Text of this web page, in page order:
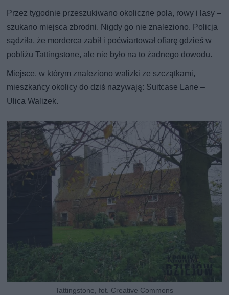
Przez tygodnie przeszukiwano okoliczne pola, rowy i lasy –
szukano miejsca zbrodni. Nigdy go nie znaleziono. Policja
sądziła, że morderca zabił i poćwiartował ofiarę gdzieś w
pobliżu Tattingstone, ale nie było na to żadnego dowodu.
Miejsce, w którym znaleziono walizki ze szczątkami,
mieszkańcy okolicy do dziś nazywają: Suitcase Lane –
Ulica Walizek.
Tattingstone, fot. Creative Commons